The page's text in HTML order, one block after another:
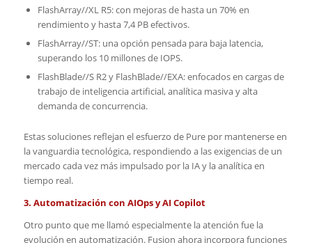
FlashArray//XL R5: con mejoras de hasta un 70% en
rendimiento y hasta 7,4 PB efectivos.
FlashArray//ST: una opción pensada para baja latencia,
superando los 10 millones de IOPS.
FlashBlade//S R2 y FlashBlade//EXA: enfocados en cargas de
trabajo de inteligencia artificial, analítica masiva y alta
demanda de concurrencia.
Estas soluciones reflejan el esfuerzo de Pure por mantenerse en
la vanguardia tecnológica, respondiendo a las exigencias de un
mercado cada vez más impulsado por la IA y la analítica en
tiempo real.
3. Automatización con AIOps y AI Copilot
Otro punto que me llamó especialmente la atención fue la
evolución en automatización. Fusion ahora incorpora funciones